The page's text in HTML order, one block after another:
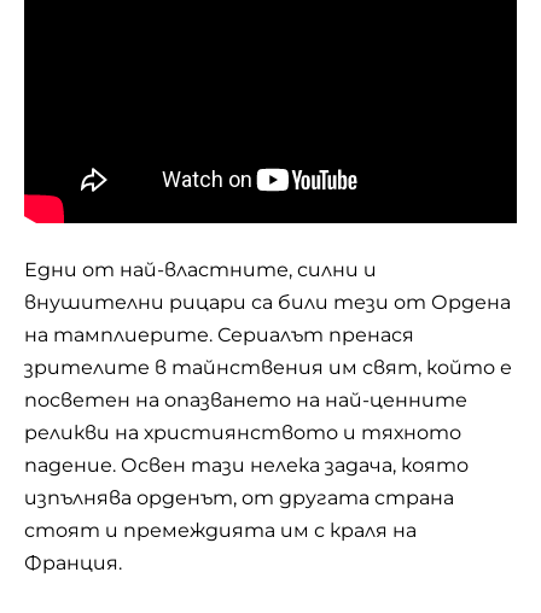
Едни от най-властните, силни и
внушителни рицари са били тези от Ордена
на тамплиерите. Сериалът пренася
зрителите в тайнствения им свят, който е
посветен на опазването на най-ценните
реликви на християнството и тяхното
падение. Освен тази нелека задача, която
изпълнява орденът, от другата страна
стоят и премеждията им с краля на
Франция.